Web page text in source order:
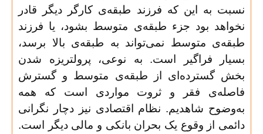
نسبت به این که فرزند طبقه‌ی کارگر دیگر قادر
نخواهد بود جزء طبقه‌ی متوسط بشود، یا فرزند
طبقه‌ی متوسط نمی‌تواند به طبقه‌ی بالا برسد،
بسیار فراگیر است. به نوعی، پرولتریزه شدن
بخش گسترده‌ای از طبقه‌ی متوسط و گسترش
فاصله‌ی فقر و ثروت مواردی است که همه
به‌وضوح شاهدیم. نظام اقتصادی نیز دچار نگرانی
دائمی از وقوع یک بحران بانکی و مالی دیگر است.